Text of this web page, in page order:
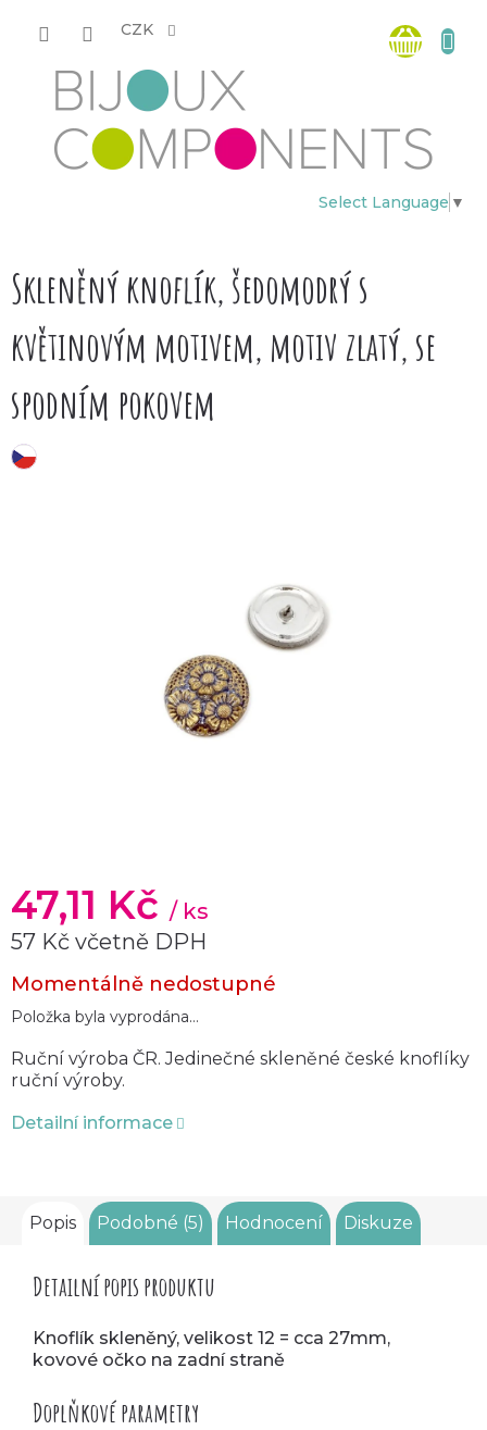
CZK
Select Language ▼
košík
Skleněný knoflík, šedomodrý s
květinovým motivem, motiv zlatý, se
spodním pokovem
47,11 Kč / ks
57 Kč včetně DPH
Měrná
cena:
Momentálně nedostupné
Položka byla vyprodána…
Ruční výroba ČR. Jedinečné skleněné české knoflíky
ruční výroby.
Detailní informace
Popis Podobné (5) Hodnocení Diskuze
Detailní popis produktu
Knoflík skleněný, velikost 12 = cca 27mm,
kovové očko na zadní straně
Doplňkové parametry